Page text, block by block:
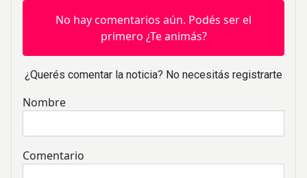
No hay comentarios aún. Podés ser el
primero ¿Te animás?
¿Querés comentar la noticia? No necesitás registrarte
Nombre
Comentario